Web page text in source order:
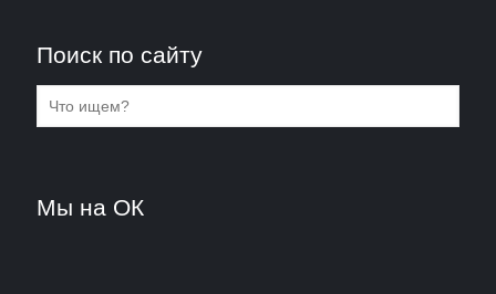
Поиск по сайту
Мы на ОК